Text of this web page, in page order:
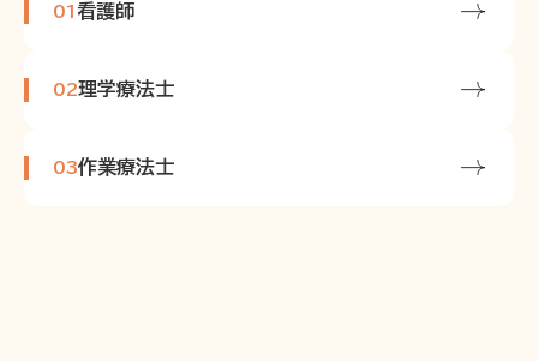
01 看護師
02理学療法士
03作業療法士